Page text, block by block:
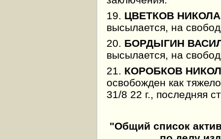
19. ЦВЕТКОВ
высылается, на
20. БОРДЫГИН
высылается, на
21. КОРОБКОВ
освобожден как
31/8 22 г., последняя
"Общий список